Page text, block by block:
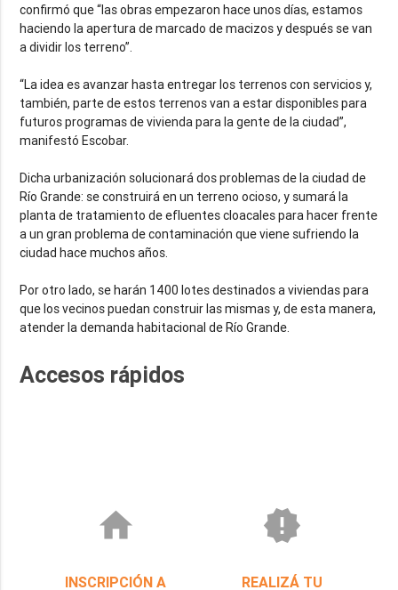
confirmó que “las obras empezaron hace unos días, estamos
haciendo la apertura de marcado de macizos y después se van
a dividir los terreno”.
“La idea es avanzar hasta entregar los terrenos con servicios y,
también, parte de estos terrenos van a estar disponibles para
futuros programas de vivienda para la gente de la ciudad”,
manifestó Escobar.
Dicha urbanización solucionará dos problemas de la ciudad de
Río Grande: se construirá en un terreno ocioso, y sumará la
planta de tratamiento de efluentes cloacales para hacer frente
a un gran problema de contaminación que viene sufriendo la
ciudad hace muchos años.
Por otro lado, se harán 1400 lotes destinados a viviendas para
que los vecinos puedan construir las mismas y, de esta manera,
atender la demanda habitacional de Río Grande.
Accesos rápidos
home
INSCRIPCIÓN A
new_releases
REALIZÁ TU